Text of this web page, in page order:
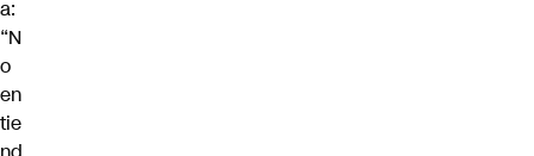
a:
“N
o
en
tie